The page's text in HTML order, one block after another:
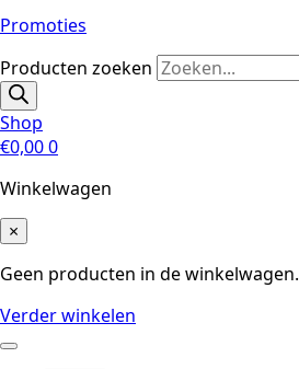
Promoties
Producten zoeken
Shop
€0,000
Winkelwagen
×
Geen producten in de winkelwagen.
Verder winkelen